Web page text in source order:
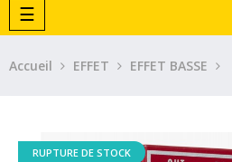
Basculer
la
navigation
☰
Accueil EFFET EFFET BASSE
RUPTURE DE STOCK